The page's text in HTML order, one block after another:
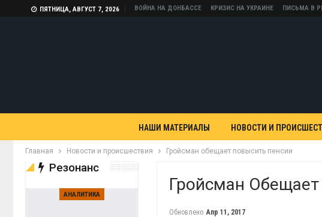
ПЯТНИЦА, АВГУСТ 7, 2026 ВОЙНА НА ДОНБАССЕ КРИЗИС НА УКРАИНЕ ПИСЬМА В
НАШИ МАТЕРИАЛЫ НОВОСТИ И
Главная Новости и происшествия Гройсман обещает повысить пенсии
Гройсман
Обновлено Апр 11, 2017
Резонанс
АНАЛИТИКА